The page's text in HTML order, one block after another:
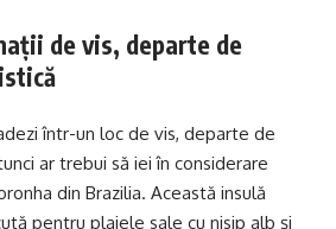
de vis, departe de
într-un loc de vis, departe de
ar trebui să iei în considerare
din Brazilia. Această insulă
pentru plajele sale cu nisip alb și